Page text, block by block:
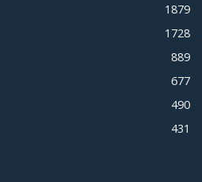
1879
1728
889
677
490
431